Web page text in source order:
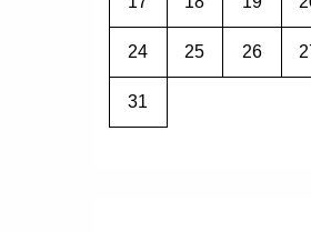
24 25 26
31